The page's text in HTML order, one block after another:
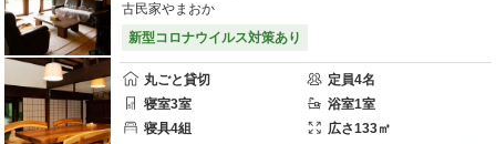
古民家やまおか
新型コロナウイルス対策あり
丸ごと貸切 定員4名
寝室3室 浴室1室
寝具4組 広さ133㎡